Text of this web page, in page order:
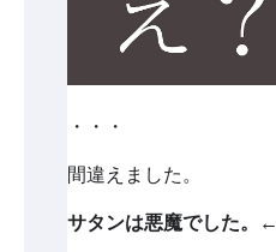
・・・
間違えました。
サタンは悪魔でした。←